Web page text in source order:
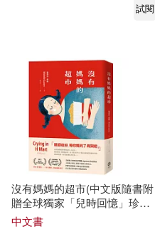
試閱
沒有媽媽的超市(中文版隨書附
贈全球獨家「兒時回憶」珍藏
海報)
中文書